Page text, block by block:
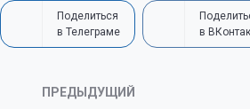
Поделиться
в Телеграме
в
ПРЕДЫДУЩИЙ